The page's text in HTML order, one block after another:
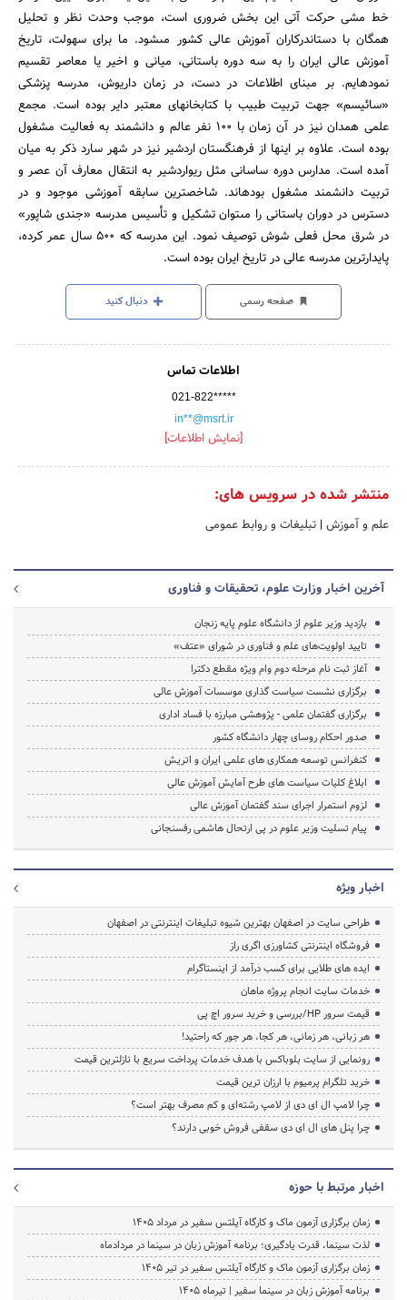
خط مشى حرکت آتى این بخش ضرورى است، موجب وحدت نظر و تحلیل
همگان با دست‏اندرکاران آموزش عالى کشور مى‏شود. ما براى سهولت، تاریخ
آموزش عالى ایران را به سه دوره باستانى، میانى و اخیر یا معاصر تقسیم
نموده‏ایم. بر مبناى اطلاعات در دست، در زمان داریوش، مدرسه پزشکى
«سائیسم» جهت تربیت طبیب با کتابخانه‏اى معتبر دایر بوده است. مجمع
علمى همدان نیز در آن زمان با 100 نفر عالم و دانشمند به فعالیت مشغول
بوده است. علاوه بر اینها از فرهنگستان اردشیر نیز در شهر سارد ذکر به میان
آمده است. مدارس دوره ساسانى مثل ریواردشیر به انتقال معارف آن عصر و
تربیت دانشمند مشغول بوده‏اند. شاخص‏ترین سابقه آموزشى موجود و در
دسترس در دوران باستانى را مى‏توان تشکیل و تأسیس مدرسه «جندى شاپور»
در شرق محل فعلى شوش توصیف نمود. این مدرسه که 500 سال عمر کرده،
پایدارترین مدرسه عالى در تاریخ ایران بوده است.
صفحه رسمی دنبال کنید
اطلاعات تماس
021-822*****
in**@msrt.ir
[نمایش اطلاعات]
منتشر شده در سرویس های:
علم و آموزش | تبلیغات و روابط عمومی
آخرین اخبار وزارت علوم، تحقیقات و فناوری
بازدید وزیر علوم از دانشگاه علوم پایه زنجان
تایید اولویت‌های علم و فناوری در شورای «عتف»
آغاز ثبت نام مرحله دوم وام ویژه مقطع دکترا
برگزاری نشست سیاست گذاری موسسات آموزش عالی
برگزاری گفتمان علمی - پژوهشی مبارزه با فساد اداری
صدور احکام روسای چهار دانشگاه کشور
کنفرانس توسعه همکاری های علمی ایران و اتریش
ابلاغ کلیات سیاست های طرح آمایش آموزش عالی
لزوم استمرار اجرای سند گفتمان آموزش عالی
پیام تسلیت وزیر علوم در پی ارتحال هاشمی رفسنجانی
اخبار ویژه
طراحی سایت در اصفهان بهترین شیوه تبلیغات اینترنتی در اصفهان
فروشگاه اینترنتی کشاورزی اگری راز
ایده های طلایی برای کسب درآمد از اینستاگرام
خدمات سایت انجام پروژه ماهان
قیمت سرور HP/بررسی و خرید سرور اچ پی
هر زبانی، هر زمانی، هر کجا، هر جور که راحتید!
رونمایی از سایت بلوباکس با هدف خدمات پرداخت سریع با نازلترین قیمت
خرید تلگرام پرمیوم با ارزان ترین قیمت
چرا لامپ ال ای دی از لامپ رشته‌ای و کم مصرف بهتر است؟
چرا پنل های ال ای دی سقفی فروش خوبی دارند؟
اخبار مرتبط با حوزه
زمان برگزاری آزمون ماک و کارگاه آیلتس سفیر در مرداد 1405
لذت سینما، قدرت یادگیری؛ برنامه آموزش زبان در سینما در مردادماه
زمان برگزاری آزمون ماک و کارگاه آیلتس سفیر در تیر 1405
برنامه آموزش زبان در سینما سفیر | تیرماه ۱۴۰۵